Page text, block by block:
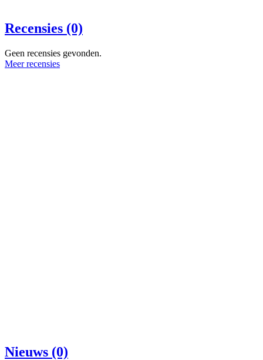
Recensies (0)
Geen recensies gevonden.
Meer recensies
Nieuws (0)